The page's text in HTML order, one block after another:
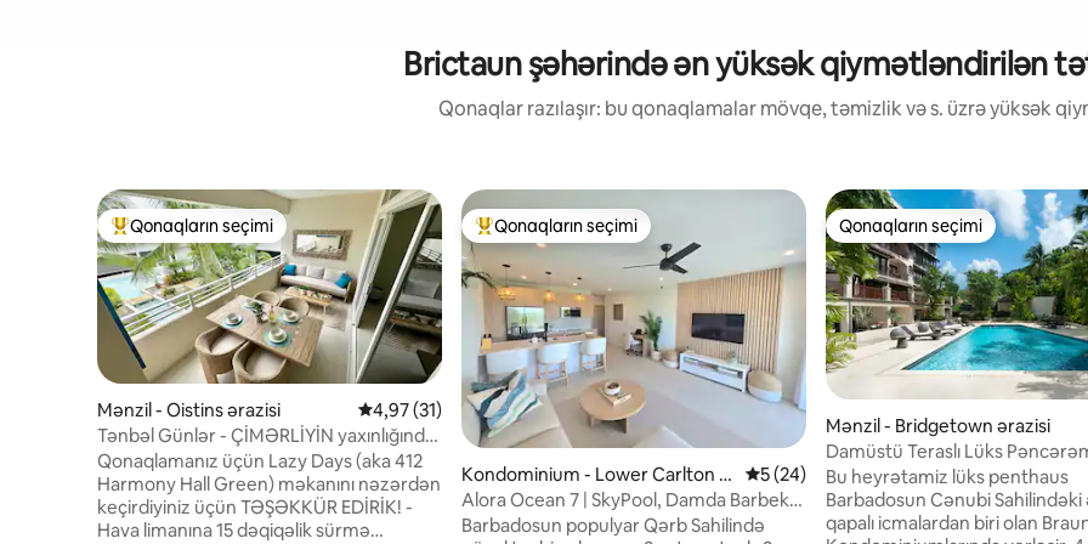
Brictaun şəhərində ən yüksək qiymətləndirilən
Qonaqlar razılaşır: bu qonaqlamalar mövqe, təmizlik və s. üzrə yüksək
Populyar "Qonaqların seçimi"
Qonaqların seçimi
Mənzil - Oistins ərazisi Ortalama reytinq 4,97/5, 31 rəy
4,97 (31)
Tənbəl Günlər - ÇİMƏRLİYİN yaxınlığında
1BR KONDOMİNİUM
Qonaqlamanız üçün Lazy Days (aka 412
Harmony Hall Green) məkanını nəzərdən
keçirdiyiniz üçün TƏŞƏKKÜR EDİRİK! -
Hava limanına 15 dəqiqəlik sürmə
Populyar "Qonaqların seçimi"
Qonaqların seçimi
Kondominium - Lower Carlton ə
razisi
Ortalama reytinq 5/5, 24 rəy
5 (24)
Alora Ocean 7 | SkyPool, Damda Barbekü
və Okean Mənzərəsi
Barbadosun populyar Qərb Sahilində
Qonaqların seçimi
Qonaqların seçimi
Mənzil - Bridgetown ərazisi
Damüstü Teraslı Lüks
ümumi Hovuz və İdman Zalı
Bu heyrətamiz lüks penthaus
Barbadosun Cənubi Sahilindəki
qapalı icmalardan biri olan